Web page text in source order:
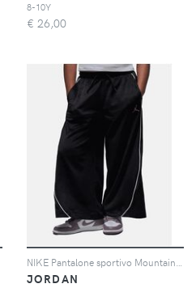
8-10Y
€ 26,00
JORDAN